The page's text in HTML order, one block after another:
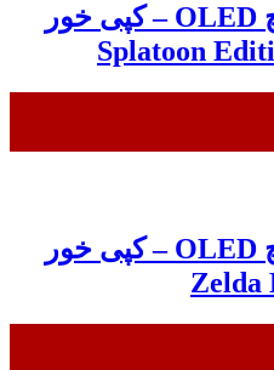
خرید نینتندو سوییچ OLED – کپی خور
خرید نینتندو سوییچ OLED – کپی خور